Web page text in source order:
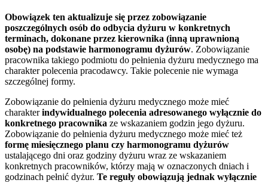
Obowiązek ten aktualizuje się przez zobowiązanie
poszczególnych osób do odbycia dyżuru w konkretnych
terminach, dokonane przez kierownika (inną uprawnioną
osobę) na podstawie harmonogramu dyżurów. Zobowiązanie
pracownika takiego podmiotu do pełnienia dyżuru medycznego ma
charakter polecenia pracodawcy. Takie polecenie nie wymaga
szczególnej formy.
Zobowiązanie do pełnienia dyżuru medycznego może mieć
charakterindywidualnego polecenia adresowanego wyłącznie do
konkretnego pracownika ze wskazaniem godzin jego dyżuru.
Zobowiązanie do pełnienia dyżuru medycznego może mieć też
formę miesięcznego planu czy harmonogramu dyżurów
ustalającego dni oraz godziny dyżuru wraz ze wskazaniem
konkretnych pracowników, którzy mają w oznaczonych dniach i
godzinach pełnić dyżur. Te reguły obowiązują jednak wyłącznie